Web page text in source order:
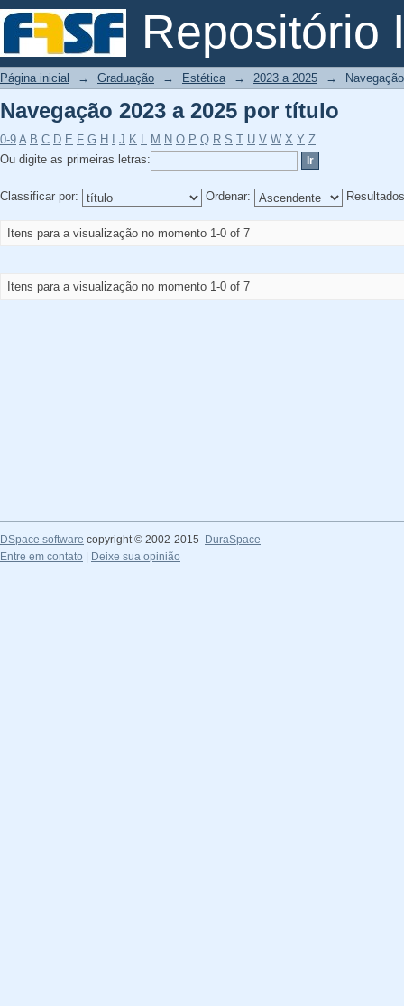
Repositório
Navegação 2023 a 2025 por título
Página inicial → Graduação → Estética → 2023 a 2025 →
Navegação 2023 a 2025 por título
0-9 A B C D E F G H J K L M N O P Q R S T U V W X Y Z
Ou digite as primeiras letras:
Classificar por: Ordenar:
Itens para a visualização no momento 1-0 of 7
Itens para a visualização no momento 1-0 of 7
DSpace software copyright © 2002-2015
DuraSpace
Entre em contato
Deixe sua opinião